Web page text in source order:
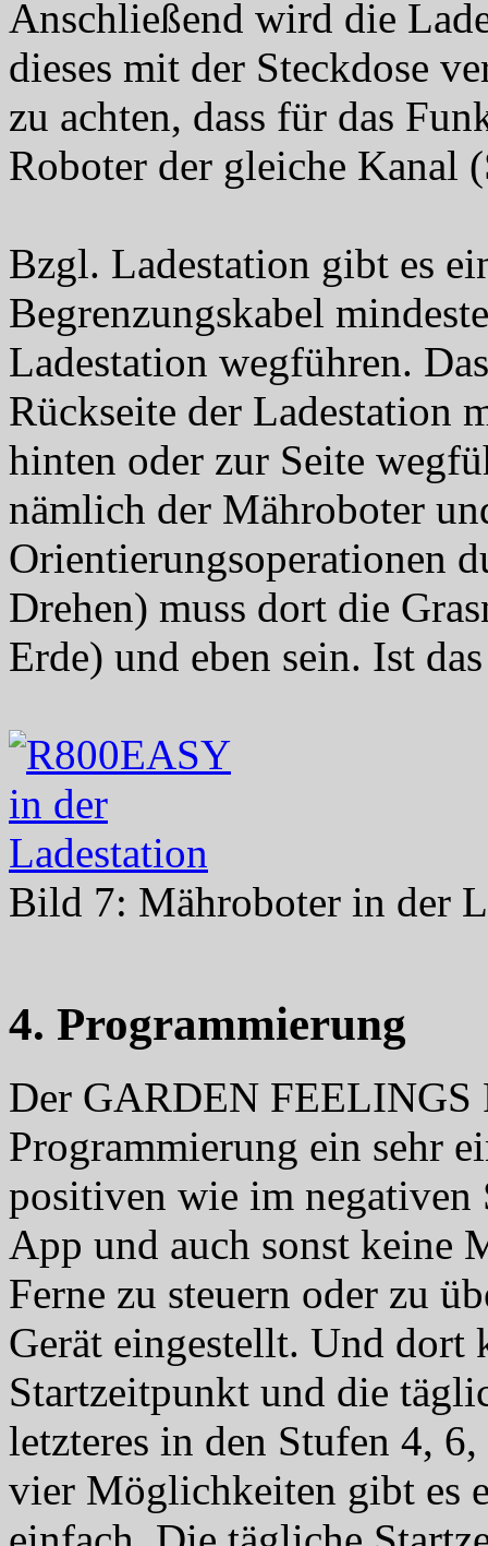
Anschließend wird die
dieses mit der Steckdose
zu achten, dass für das
Roboter der gleiche Kanal
Bzgl. Ladestation gibt es
Begrenzungskabel
Ladestation wegführen.
Rückseite der Ladestation
hinten oder zur Seite
nämlich der Mähroboter
Orientierungsoperationen
Drehen) muss dort die
Erde) und eben sein. Ist
Bild 7: Mähroboter in der
4. Programmierung
Der GARDEN FEELINGS
Programmierung ein sehr
positiven wie im negativen
App und auch sonst keine
Ferne zu steuern oder zu
Gerät eingestellt. Und dort
Startzeitpunkt und die
letzteres in den Stufen 4,
vier Möglichkeiten gibt es